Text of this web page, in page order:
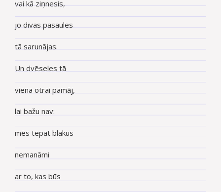
vai kā ziņnesis,
jo divas pasaules
tā sarunājas.
Un dvēseles tā
viena otrai pamāj,
lai bažu nav:
mēs tepat blakus
nemanāmi
ar to, kas būs